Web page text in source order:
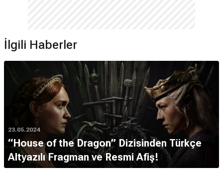
İlgili Haberler
23.05.2024
“House of the Dragon” Dizisinden Türkçe
Altyazılı Fragman ve Resmi Afiş!